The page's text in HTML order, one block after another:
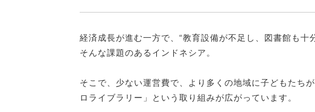
経済成長が進む一方で、“教育設備が不足し、図書館も十
そんな課題のあるインドネシア。
そこで、少ない運営費で、より多くの地域に子どもたち
ロライブラリー」という取り組みが広がっています。